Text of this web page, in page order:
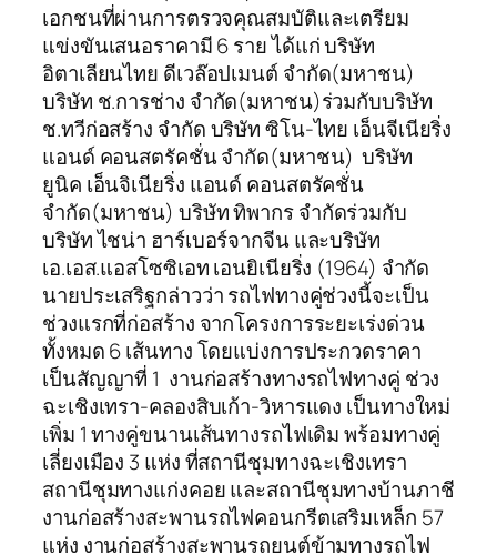
เอกชนที่ผ่านการตรวจคุณสมบัติและเตรียม
แข่งขันเสนอราคามี 6 ราย ได้แก่ บริษัท
อิตาเลียนไทย ดีเวล๊อปเมนต์ จำกัด(มหาชน)
บริษัท ช.การช่าง จำกัด(มหาชน)ร่วมกับบริษัท
ช.ทวีก่อสร้าง จำกัด บริษัท ซิโน-ไทย เอ็นจีเนียริ่ง
แอนด์ คอนสตรัคชั่น จำกัด(มหาชน) บริษัท
ยูนิค เอ็นจิเนียริ่ง แอนด์ คอนสตรัคชั่น
จำกัด(มหาชน) บริษัท ทิพากร จำกัดร่วมกับ
บริษัท ไชน่า ฮาร์เบอร์จากจีน และบริษัท
เอ.เอส.แอสโซซิเอท เอนยิเนียริ่ง (1964) จำกัด
นายประเสริฐกล่าวว่า รถไฟทางคู่ช่วงนี้จะเป็น
ช่วงแรกที่ก่อสร้าง จากโครงการระยะเร่งด่วน
ทั้งหมด 6 เส้นทาง โดยแบ่งการประกวดราคา
เป็นสัญญาที่ 1 งานก่อสร้างทางรถไฟทางคู่ ช่วง
ฉะเชิงเทรา-คลองสิบเก้า-วิหารแดง เป็นทางใหม่
เพิ่ม 1 ทางคู่ขนานเส้นทางรถไฟเดิม พร้อมทางคู่
เลี่ยงเมือง 3 แห่ง ที่สถานีชุมทางฉะเชิงเทรา
สถานีชุมทางแก่งคอย และสถานีชุมทางบ้านภาชี
งานก่อสร้างสะพานรถไฟคอนกรีตเสริมเหล็ก 57
แห่ง งานก่อสร้างสะพานรถยนต์ข้ามทางรถไฟ